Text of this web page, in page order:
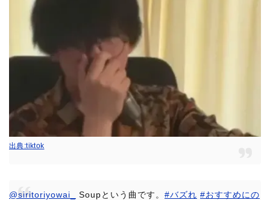
出典:tiktok
@siritoriyowai_ Soupという曲です。 #バズれ #おすすめにの